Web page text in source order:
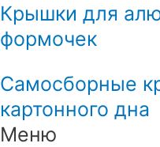
Крышки для
формочек
Самосборные
картонного дна
Меню